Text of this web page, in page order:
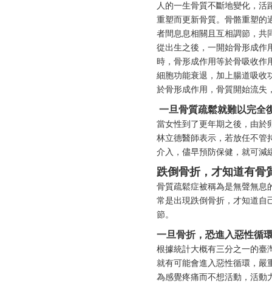
人的一生骨質不斷地變化，活
重塑而更新骨質。骨骼重塑的
者間息息相關且互相調節，共
從出生之後，一開始骨形成作
時，骨形成作用等於骨吸收作
細胞功能衰退，加上腸道吸收
於骨形成作用，骨質開始流失
一旦骨質疏鬆就難以完全
當女性到了更年期之後，由於
林立德醫師表示，若放任不管
介入，儘早預防保健，就可減
跌倒骨折，才知道有骨
骨質疏鬆症被稱為是無聲無息
常是出現跌倒骨折，才知道自
節。
一旦骨折，恐進入惡性循
根據統計大概有三分之一的臺
就有可能會進入惡性循環，嚴
為感覺疼痛而不想活動，活動